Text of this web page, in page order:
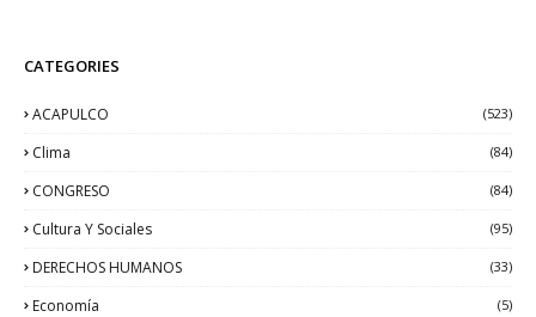
CATEGORIES
ACAPULCO (523)
Clima (84)
CONGRESO (84)
Cultura Y Sociales (95)
DERECHOS HUMANOS (33)
Economía (5)